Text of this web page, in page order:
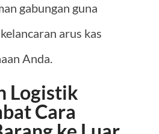
gabungan guna
arus kas
Anda.
Logistik
Cara